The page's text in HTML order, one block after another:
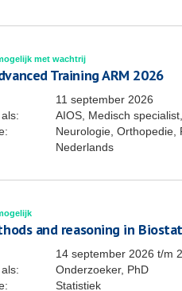
met wachtrij
Training ARM 2026
11 september 2026
AIOS, Medisch
Neurologie, Orthopedie,
Nederlands
and reasoning in
14 september 2026 t/m
Onderzoeker, PhD
Statistiek